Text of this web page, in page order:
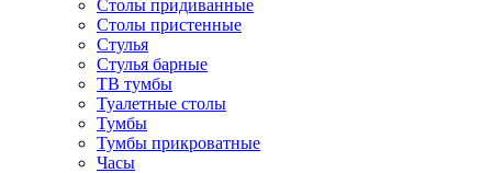
Столы придиванные
Столы пристенные
Стулья
Стулья барные
ТВ тумбы
Туалетные столы
Тумбы
Тумбы прикроватные
Часы